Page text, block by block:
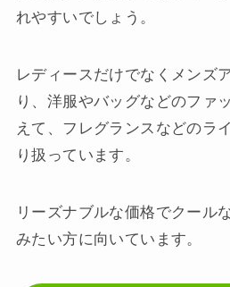
れやすいでしょう。
レディースだけでなくメンズ
り、洋服やバッグなどのファ
えて、フレグランスなどのラ
り扱っています。
リーズナブルな価格でクール
みたい方に向いています。